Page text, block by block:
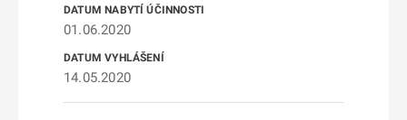
01.06.2020
14.05.2020